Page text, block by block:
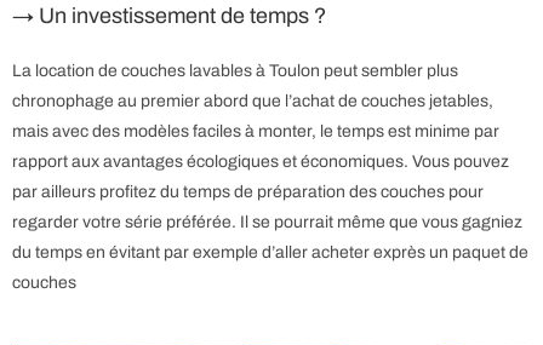
→ Un investissement de temps ?
La location de couches lavables à Toulon peut sembler plus
chronophage au premier abord que l’achat de couches jetables,
mais avec des modèles faciles à monter, le temps est minime par
rapport aux avantages écologiques et économiques. Vous pouvez
par ailleurs profitez du temps de préparation des couches pour
regarder votre série préférée. Il se pourrait même que vous gagniez
du temps en évitant par exemple d’aller acheter exprès un paquet de
couches